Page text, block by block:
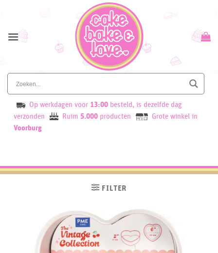
content
Op werkdagen voor 13:00 besteld, is dezelfde dag
verzonden
Ruim 5.000 producten
Grote winkel in
Voorburg
FILTER